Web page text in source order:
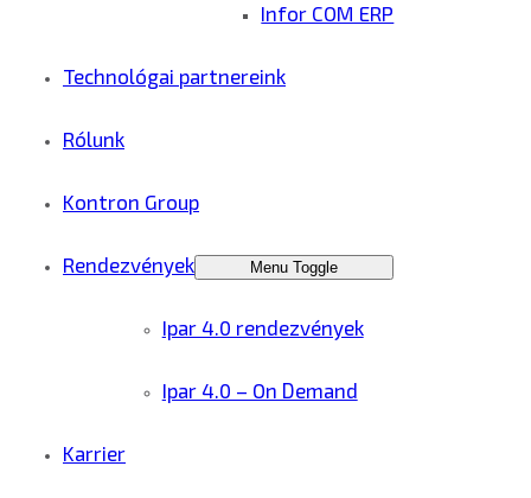
Infor COM ERP
Technológai partnereink
Rólunk
Kontron Group
Rendezvények Menu Toggle
Ipar 4.0 rendezvények
Ipar 4.0 – On Demand
Karrier